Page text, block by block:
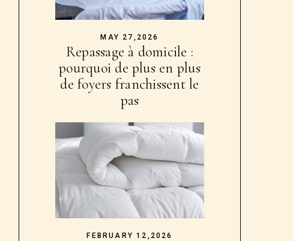
MAY 27,2026
Repassage à domicile :
pourquoi de plus en plus
de foyers franchissent le
pas
FEBRUARY 12,2026